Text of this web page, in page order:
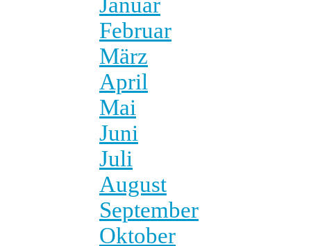
Februar
März
April
Mai
Juni
Juli
August
September
Oktober